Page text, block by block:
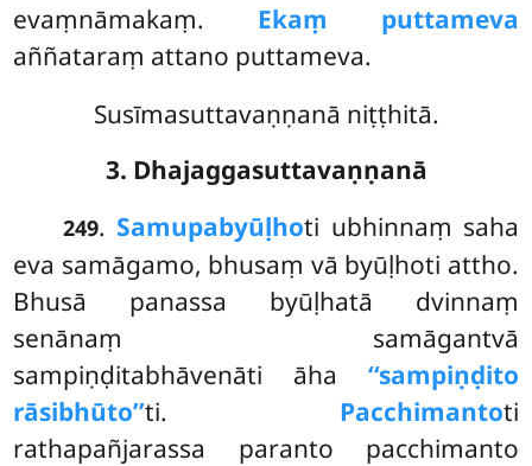
evaṃnāmakaṃ. Ekaṃ puttameva
aññataraṃ attano puttameva.
Susīmasuttavaṇṇanā niṭṭhitā.
3. Dhajaggasuttavaṇṇanā
249. Samupabyūḷhoti ubhinnaṃ saha
eva samāgamo, bhusaṃ vā byūḷhoti attho.
Bhusā panassa byūḷhatā dvinnaṃ
senānaṃ samāgantvā
sampiṇḍitabhāvenāti āha ‘‘sampiṇḍito
rāsibhūto’’ti. Pacchimantoti
rathapañjarassa paranto pacchimanto